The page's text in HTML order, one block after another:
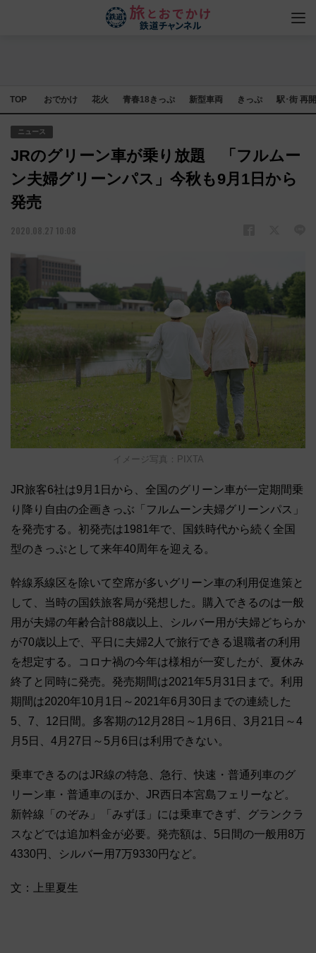
TOP おでかけ 花火 青春18きっぷ 新型車両 きっぷ 駅･街 再
ニュース
JRのグリーン車が乗り放題 「フルムー
ン夫婦グリーンパス」今秋も9月1日から
発売
2020.08.27 10:08
イメージ写真：PIXTA
JR旅客6社は9月1日から、全国のグリーン車が一定期間乗
り降り自由の企画きっぶ「フルムーン夫婦グリーンパス」
を発売する。初発売は1981年で、国鉄時代から続く全国
型のきっぷとして来年40周年を迎える。
幹線系線区を除いて空席が多いグリーン車の利用促進策と
して、当時の国鉄旅客局が発想した。購入できるのは一般
用が夫婦の年齢合計88歳以上、シルバー用が夫婦どちらか
が70歳以上で、平日に夫婦2人で旅行できる退職者の利用
を想定する。コロナ禍の今年は様相が一変したが、夏休み
終了と同時に発売。発売期間は2021年5月31日まで。利用
期間は2020年10月1日～2021年6月30日までの連続した
5、7、12日間。多客期の12月28日～1月6日、3月21日～4
月5日、4月27日～5月6日は利用できない。
乗車できるのはJR線の特急、急行、快速・普通列車のグ
リーン車・普通車のほか、JR西日本宮島フェリーなど。
新幹線「のぞみ」「みずほ」には乗車できず、グランクラ
スなどでは追加料金が必要。発売額は、5日間の一般用8万
4330円、シルバー用7万9330円など。
文：上里夏生